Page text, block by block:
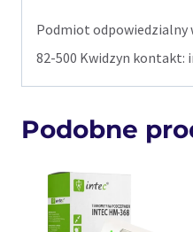
Podmiot odpowiedzialny
82-500 Kwidzyn kontakt:
Podobne